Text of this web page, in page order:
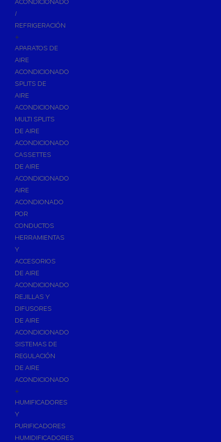
Asientos y Tapas de WC
Lavabos
Urinarios
Bidés
Vertederos Baño
Sanitarios Suspendidos
Placas de Accionamiento para Cisternas
Cisternas Empotradas
Seguridad en el Baño
Wellness
Calefacción y A.C.S
Accesorios de Calefacción
Vasos de Expansión
Termometros
Otros accesorios de calefacción
Accesorios de Radiadores
Tapones, purgadores y accesorios para radiador
Soportes para Radiadores
Acumuladores e Interacumuladores
Bombas Circuladoras / Grupos de Bombeo
Bombas de Calefacción
Bombas Simples para ACS
Calderas
Grupos Térmicos de Gasóleo
ACONDICIONADO
/
REFRIGERACIÓN
+
APARATOS DE
AIRE
ACONDICIONADO
SPLITS DE
AIRE
ACONDICIONADO
MULTI SPLITS
DE AIRE
ACONDICIONADO
CASSETTES
DE AIRE
ACONDICIONADO
AIRE
ACONDIONADO
POR
CONDUCTOS
HERRAMIENTAS
Y
ACCESORIOS
DE AIRE
ACONDICIONADO
REJILLAS Y
DIFUSORES
DE AIRE
ACONDICIONADO
SISTEMAS DE
REGULACIÓN
DE AIRE
ACONDICIONADO
+
HUMIFICADORES
Y
PURIFICADORES
HUMIDIFICADORES